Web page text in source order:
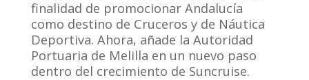
finalidad de promocionar Andalucía
como destino de Cruceros y de Náutica
Deportiva. Ahora, añade la Autoridad
Portuaria de Melilla en un nuevo paso
dentro del crecimiento de Suncruise.